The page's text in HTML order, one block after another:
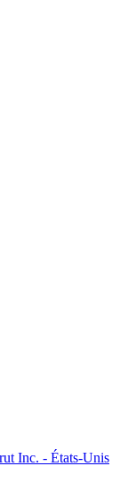
Inc. - États-Unis